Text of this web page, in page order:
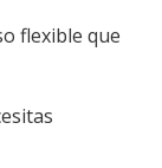
flexible que